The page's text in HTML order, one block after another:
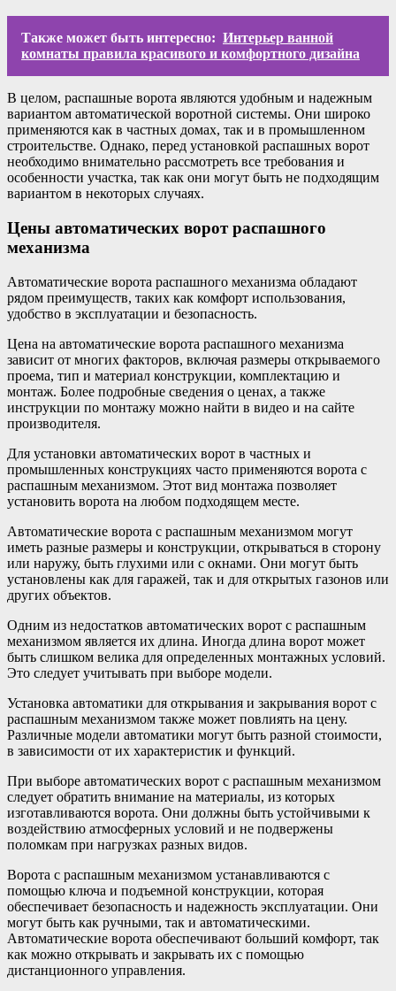
Также может быть интересно: Интерьер ванной
комнаты правила красивого и комфортного дизайна
В целом, распашные ворота являются удобным и надежным
вариантом автоматической воротной системы. Они широко
применяются как в частных домах, так и в промышленном
строительстве. Однако, перед установкой распашных ворот
необходимо внимательно рассмотреть все требования и
особенности участка, так как они могут быть не подходящим
вариантом в некоторых случаях.
Цены автоматических ворот распашного
механизма
Автоматические ворота распашного механизма обладают
рядом преимуществ, таких как комфорт использования,
удобство в эксплуатации и безопасность.
Цена на автоматические ворота распашного механизма
зависит от многих факторов, включая размеры открываемого
проема, тип и материал конструкции, комплектацию и
монтаж. Более подробные сведения о ценах, а также
инструкции по монтажу можно найти в видео и на сайте
производителя.
Для установки автоматических ворот в частных и
промышленных конструкциях часто применяются ворота с
распашным механизмом. Этот вид монтажа позволяет
установить ворота на любом подходящем месте.
Автоматические ворота с распашным механизмом могут
иметь разные размеры и конструкции, открываться в сторону
или наружу, быть глухими или с окнами. Они могут быть
установлены как для гаражей, так и для открытых газонов или
других объектов.
Одним из недостатков автоматических ворот с распашным
механизмом является их длина. Иногда длина ворот может
быть слишком велика для определенных монтажных условий.
Это следует учитывать при выборе модели.
Установка автоматики для открывания и закрывания ворот с
распашным механизмом также может повлиять на цену.
Различные модели автоматики могут быть разной стоимости,
в зависимости от их характеристик и функций.
При выборе автоматических ворот с распашным механизмом
следует обратить внимание на материалы, из которых
изготавливаются ворота. Они должны быть устойчивыми к
воздействию атмосферных условий и не подвержены
поломкам при нагрузках разных видов.
Ворота с распашным механизмом устанавливаются с
помощью ключа и подъемной конструкции, которая
обеспечивает безопасность и надежность эксплуатации. Они
могут быть как ручными, так и автоматическими.
Автоматические ворота обеспечивают больший комфорт, так
как можно открывать и закрывать их с помощью
дистанционного управления.